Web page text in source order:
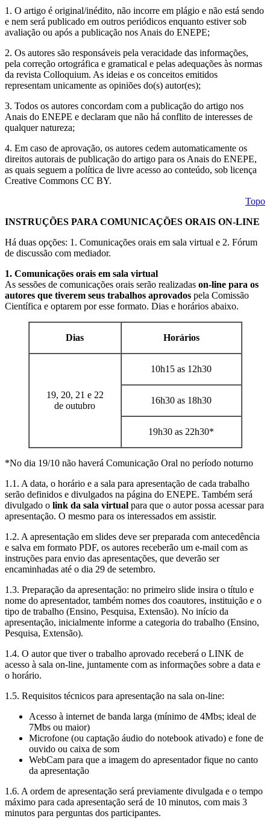
1. O artigo é original/inédito, não incorre em plágio e não está sendo
e nem será publicado em outros periódicos enquanto estiver sob
avaliação ou após a publicação nos Anais do ENEPE;
2. Os autores são responsáveis pela veracidade das informações,
pela correção ortográfica e gramatical e pelas adequações às normas
da revista Colloquium. As ideias e os conceitos emitidos
representam unicamente as opiniões do(s) autor(es);
3. Todos os autores concordam com a publicação do artigo nos
Anais do ENEPE e declaram que não há conflito de interesses de
qualquer natureza;
4. Em caso de aprovação, os autores cedem automaticamente os
direitos autorais de publicação do artigo para os Anais do ENEPE,
as quais seguem a política de livre acesso ao conteúdo, sob licença
Creative Commons CC BY.
Topo
INSTRUÇÕES PARA COMUNICAÇÕES ORAIS ON-LINE
Há duas opções: 1. Comunicações orais em sala virtual e 2. Fórum
de discussão com mediador.
1. Comunicações orais em sala virtual
As sessões de comunicações orais serão realizadas on-line para os
autores que tiverem seus trabalhos aprovados pela Comissão
Científica e optarem por esse formato. Dias e horários abaixo.
Dias Horários
19, 20, 21 e 22
de outubro
10h15 as 12h30
16h30 as 18h30
19h30 as 22h30*
*No dia 19/10 não haverá Comunicação Oral no período noturno
1.1. A data, o horário e a sala para apresentação de cada trabalho
serão definidos e divulgados na página do ENEPE. Também será
divulgado o link da sala virtual para que o autor possa acessar para
apresentação. O mesmo para os interessados em assistir.
1.2. A apresentação em slides deve ser preparada com antecedência
e salva em formato PDF, os autores receberão um e-mail com as
instruções para envio das apresentações, que deverão ser
encaminhadas até o dia 29 de setembro.
1.3. Preparação da apresentação: no primeiro slide insira o título e
nome do apresentador, também nomes dos coautores, instituição e o
tipo de trabalho (Ensino, Pesquisa, Extensão). No início da
apresentação, inicialmente informe a categoria do trabalho (Ensino,
Pesquisa, Extensão).
1.4. O autor que tiver o trabalho aprovado receberá o LINK de
acesso à sala on-line, juntamente com as informações sobre a data e
o horário.
1.5. Requisitos técnicos para apresentação na sala on-line:
Acesso à internet de banda larga (mínimo de 4Mbs; ideal de
7Mbs ou maior)
Microfone (ou captação áudio do notebook ativado) e fone de
ouvido ou caixa de som
WebCam para que a imagem do apresentador fique no canto
da apresentação
1.6. A ordem de apresentação será previamente divulgada e o tempo
máximo para cada apresentação será de 10 minutos, com mais 3
minutos para perguntas dos participantes.